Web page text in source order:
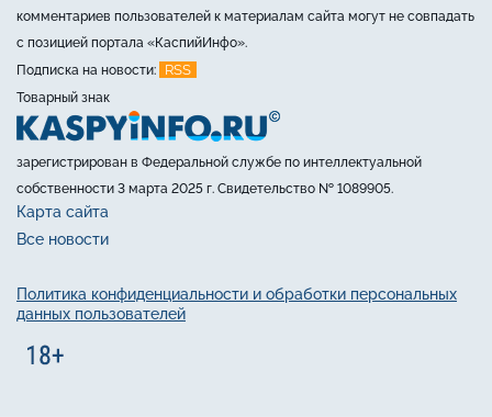
комментариев пользователей к материалам сайта могут не совпадать
с позицией портала «КаспийИнфо».
Подписка на новости:
RSS
Товарный знак
зарегистрирован в Федеральной службе по интеллектуальной
собственности 3 марта 2025 г. Свидетельство № 1089905.
Карта сайта
Все новости
Политика конфиденциальности и обработки персональных
данных пользователей